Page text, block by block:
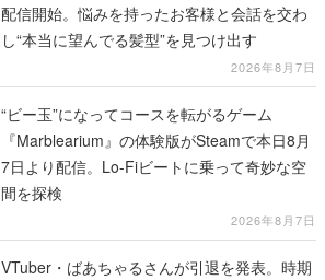
配信開始。悩みを持ったお客様と会話を交わ
し“本当に望んでる髪型”を見つけ出す
2026年8月7日
“ビー玉”になってコースを転がるゲーム
『Marblearium』の体験版がSteamで本日8月
7日より配信。Lo-Fiビートに乗って奇妙な空
間を探検
2026年8月7日
VTuber・ばあちゃるさんが引退を発表。時期